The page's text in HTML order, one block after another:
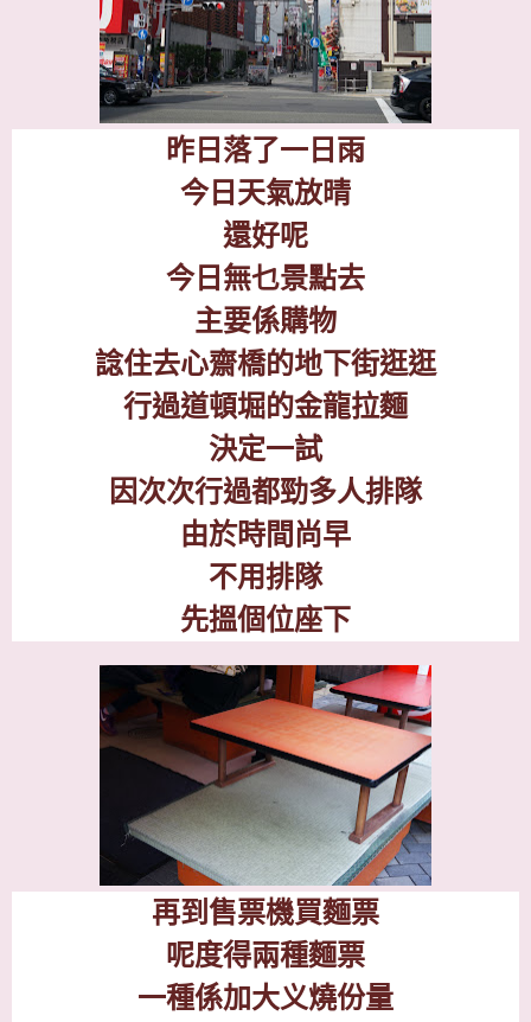
昨日落了一日雨
今日天氣放晴
還好呢
今日無乜景點去
主要係購物
諗住去心齋橋的地下街逛逛
行過道頓堀的金龍拉麵
決定一試
因次次行過都勁多人排隊
由於時間尚早
不用排隊
先搵個位座下
再到售票機買麵票
呢度得兩種麵票
一種係加大义燒份量